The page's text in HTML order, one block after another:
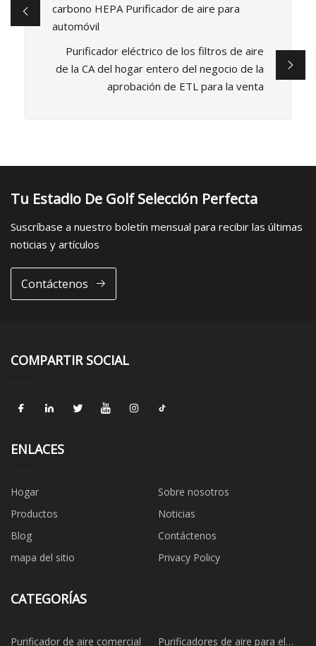
carbono HEPA Purificador de aire para
automóvil
Purificador eléctrico de los filtros de aire
de la CA del hogar entero del negocio de la
aprobación de ETL para la venta
Tu Estadio De Golf Selección Perfecta
Suscríbase a nuestro boletín mensual para recibir las últimas
noticias y artículos
Contáctenos
COMPARTIR SOCIAL
ENLACES
Hogar
Sobre nosotros
Productos
Noticias
Blog
Contáctenos
mapa del sitio
Privacy Policy
CATEGORÍAS
Purificador de aire comercial Purificadores de aire para el